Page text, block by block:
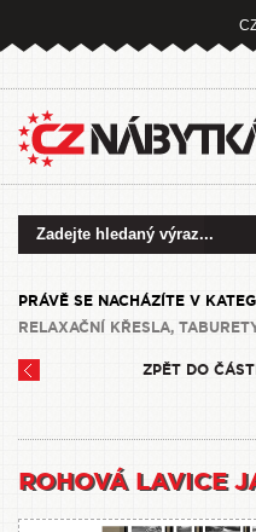
PRÁVĚ SE NACHÁZÍTE V
RELAXAČNÍ KŘESLA,
ZPĚT DO
ROHOVÁ LAVICE